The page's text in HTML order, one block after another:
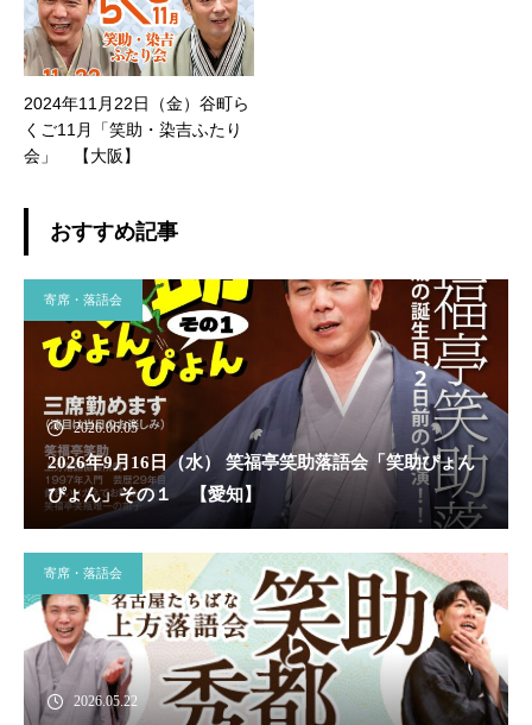
2024年11月22日（金）谷町ら
くご11月「笑助・染吉ふたり
会」 【大阪】
おすすめ記事
寄席・落語会
2026.06.05
2026年9月16日（水） 笑福亭笑助落語会「笑助ぴょん
ぴょん」その１ 【愛知】
寄席・落語会
2026.05.22